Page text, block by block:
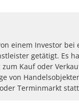
einem Investor bei
getätigt. Es
Kauf oder
von
Terminmarkt